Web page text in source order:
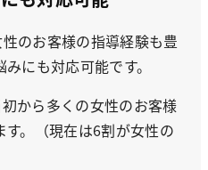
のお客様の指導経験も豊
にも対応可能です。
から多くの女性のお客様
。（現在は6割が女性の